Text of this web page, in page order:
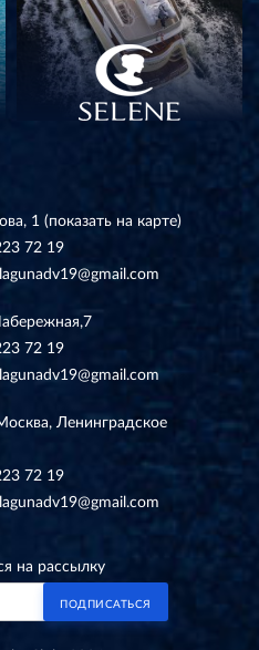
1 (показать на карте)
72 19
lagunadv19@gmail.com
72 19
lagunadv19@gmail.com
Ленинградское
72 19
lagunadv19@gmail.com
на рассылку
ПОДПИСАТЬСЯ